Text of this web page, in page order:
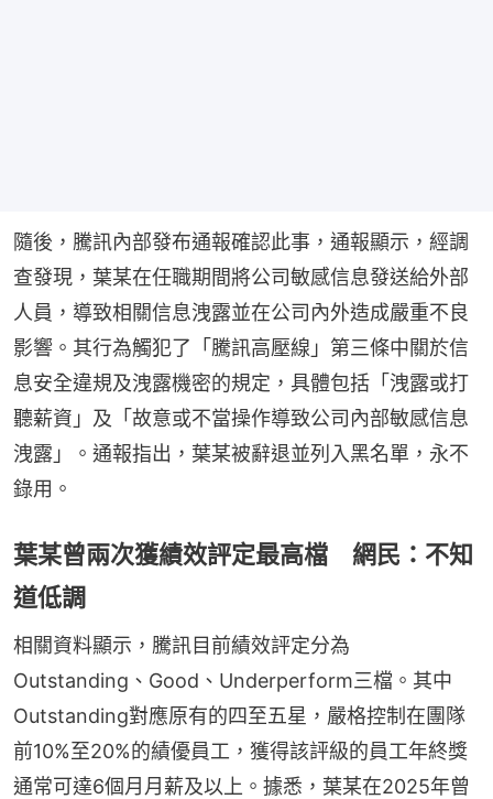
隨後，騰訊內部發布通報確認此事，通報顯示，經調
查發現，葉某在任職期間將公司敏感信息發送給外部
人員，導致相關信息洩露並在公司內外造成嚴重不良
影響。其行為觸犯了「騰訊高壓線」第三條中關於信
息安全違規及洩露機密的規定，具體包括「洩露或打
聽薪資」及「故意或不當操作導致公司內部敏感信息
洩露」。通報指出，葉某被辭退並列入黑名單，永不
錄用。
葉某曾兩次獲績效評定最高檔 網民：不知
道低調
相關資料顯示，騰訊目前績效評定分為
Outstanding、Good、Underperform三檔。其中
Outstanding對應原有的四至五星，嚴格控制在團隊
前10%至20%的績優員工，獲得該評級的員工年終獎
通常可達6個月月薪及以上。據悉，葉某在2025年曾